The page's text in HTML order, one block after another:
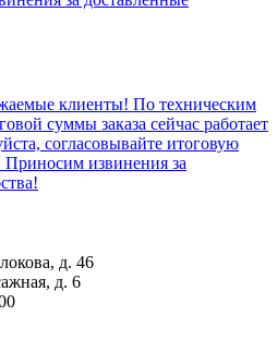
клиенты! По техническим
суммы заказа сейчас работает
согласовывайте итоговую
извинения за
д. 46
д. 6